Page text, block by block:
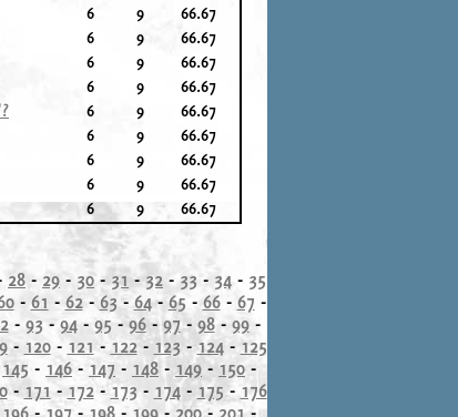
6 9
66.67
6 9
66.67
6 9
66.67
6 9
66.67
6 9
66.67
6 9
66.67
6 9
66.67
6 9
66.67
6 9 66.67
28 - 29 - 30- 31 - 32 - 33 - 34 - 35
- 61 - 62- 63 - 64- 65 - 66- 67 -
- 93 - 94- 95- 96-97- 98- 99-
- 120- 121 - 122- 123 - 124- 125
145 - 146 - 147 - 148 - 149 - 150 -
- 171 -172- 173 - 174- 175 - 176
196-197 - 198 - 199 - 200- 201 -